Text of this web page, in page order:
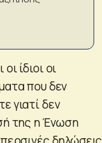
ίδιοι οι
που δεν
γιατί δεν
της η Ένωση